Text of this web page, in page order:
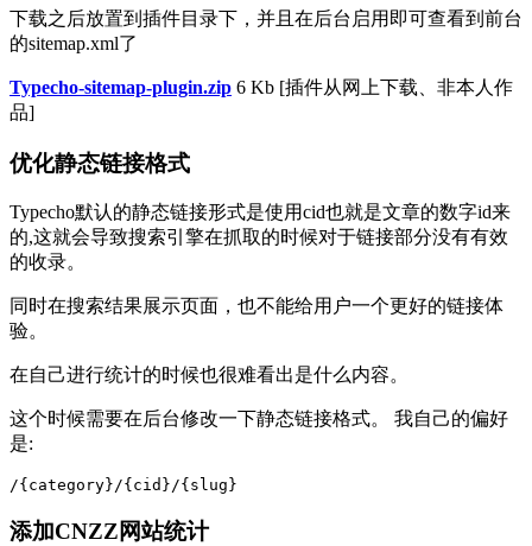
下载之后放置到插件目录下，并且在后台启用即可查看到前台
的sitemap.xml了
Typecho-sitemap-plugin.zip 6 Kb [插件从网上下载、非本人作
品]
优化静态链接格式
Typecho默认的静态链接形式是使用cid也就是文章的数字id来
的,这就会导致搜索引擎在抓取的时候对于链接部分没有有效
的收录。
同时在搜索结果展示页面，也不能给用户一个更好的链接体
验。
在自己进行统计的时候也很难看出是什么内容。
这个时候需要在后台修改一下静态链接格式。 我自己的偏好
是:
/{category}/{cid}/{slug}
添加CNZZ网站统计